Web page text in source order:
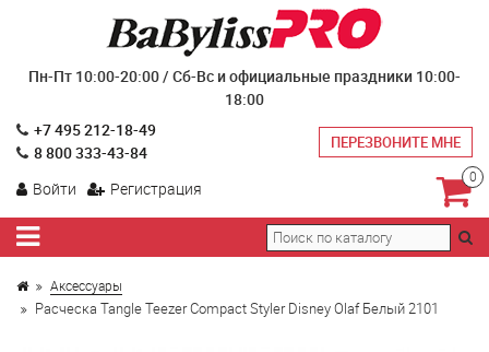
Пн-Пт 10:00-20:00 / Сб-Вс и официальные праздники 10:00-
18:00
+7 495 212-18-49
8 800 333-43-84
ПЕРЕЗВОНИТЕ МНЕ
Войти Регистрация
0
Аксессуары
Расческа Tangle Teezer Compact Styler Disney Olaf Белый 2101